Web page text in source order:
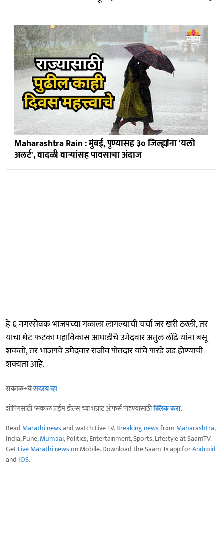
Maharashtra Rain : मुंबई, पुण्यासह ३० जिल्ह्यांना 'यलो
अलर्ट', वादळी वाऱ्यांसह पावसाचा अंदाज
हे ६ नगरसेवक भाजपच्या गळाला लागल्याची चर्चा जर खरी ठरली, तर
याचा थेट फटका महाविकास आघाडीचे उमेदवार अतुल लोंढे यांना बसू
शकतो, तर भाजपचे उमेदवार राजीव पोतदार यांचे पारडे जड होण्याची
शक्यता आहे.
सकाळ+चेसदस्य व्हा
शॉपिंगसाठी 'सकाळ प्राईम डील्स'च्या भन्नाट ऑफर्स पाहण्यासाठीक्लिक करा.
Read Marathi newsand watch Live TV.Breaking newsfrom Maharashtra,
India, Pune,Mumbai, Politics, Entertainment, Sports, Lifestyle at SaamTV.
GetLive Marathi newson Mobile. Download the Saam Tv app forAndroid
and IOS.